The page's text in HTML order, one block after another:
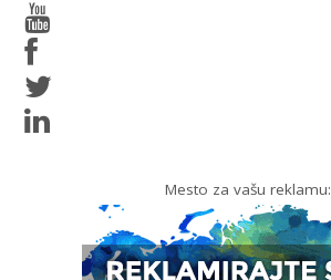
Mesto za vašu reklamu: